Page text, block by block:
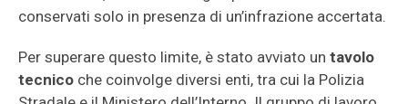
conservati solo in presenza di un’infrazione accertata.
Per superare questo limite, è stato avviato un tavolo
tecnico che coinvolge diversi enti, tra cui la Polizia